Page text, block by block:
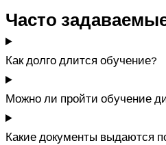
Часто
Как долго длится обучение?
Можно ли пройти обучение
Какие документы выдаются